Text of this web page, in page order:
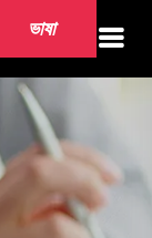
ভাষা